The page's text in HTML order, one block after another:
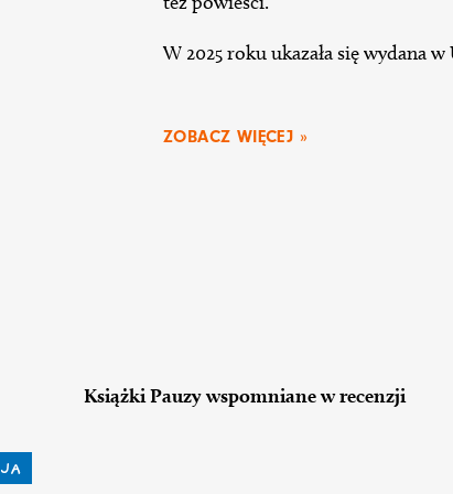
W 2025 roku ukazała się wydana
ZOBACZ WIĘCEJ »
Książki Pauzy wspomniane w recenzji